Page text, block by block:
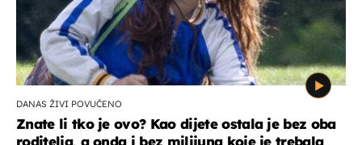
DANAS ŽIVI POVUČENO
Znate li tko je ovo? Kao dijete ostala je bez oba
roditelja, a onda i bez milijuna koje je trebala